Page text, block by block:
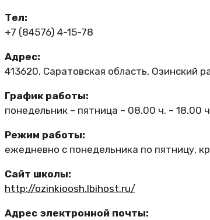
Тел:
+7 (84576) 4-15-78
Адрес:
413620, Саратовская область, Озинский
График работы:
понедельник – пятница – 08.00 ч. – 18.00
Режим работы:
ежедневно с понедельника по пятницу,
Сайт школы:
http://ozinkioosh.lbihost.ru/
Адрес электронной почты: